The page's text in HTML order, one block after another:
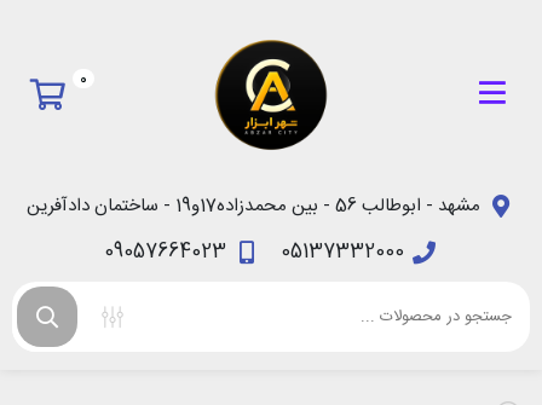
0
مشهد - ابوطالب 56 - بین محمدزاده17و19 - ساختمان دادآفرین
05137332000
09057664023